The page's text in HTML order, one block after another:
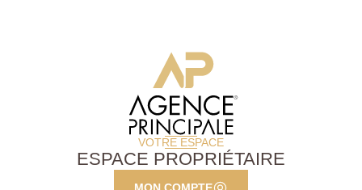
VOTRE ESPACE
ESPACE PROPRIÉTAIRE